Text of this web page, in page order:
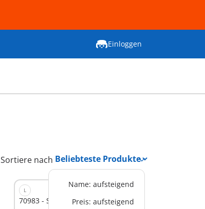
Einloggen
Sortiere nach
Name: aufsteigend
Preis: aufsteigend
L
70983 - School Bus